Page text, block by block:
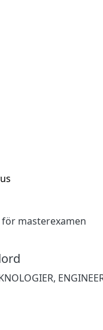
masterexamen
,